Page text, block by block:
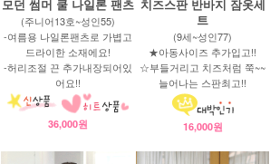
모던 썸머 쿨 나일론 팬츠
(주니어13호~성인55)
-여름용 나일론팬츠로 가볍고
드라이한 소재에요!
-허리조절 끈 추가내장되어있
어요!!
36,000원
치즈스판 반바지 잠옷세
트
(9세~성인77)
★아동사이즈 추가입고!!
☆부들거리고 치즈처럼 쭉~~
늘어나는 스판최고!!
16,000원